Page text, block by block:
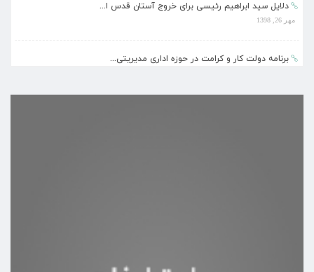
دلایل سید ابراهیم رئیسی برای خروج آستان قدس ا...
مهر 26, 1398
برنامه دولت کار و کرامت در حوزه اداری مدیریتی...